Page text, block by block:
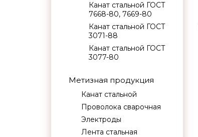
Канат стальной ГОСТ
7668-80, 7669-80
Канат стальной ГОСТ
3071-88
Канат стальной ГОСТ
3077-80
Метизная продукция
Канат стальной
Проволока сварочная
Электроды
Лента стальная